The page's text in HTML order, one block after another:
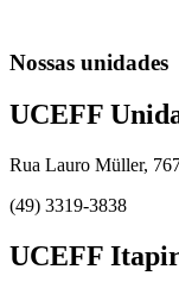
Nossas unidades
UCEFF
Rua Lauro Müller,
(49) 3319-3838
UCEFF